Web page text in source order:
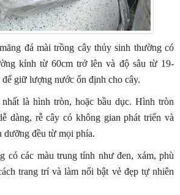
đá mài trồng cây thủy sinh thường có
kính từ 60cm trở lên và độ sâu từ 19-
giữ lượng nước ổn định cho cây.
là hình tròn, hoặc bầu dục. Hình tròn
dàng, rễ cây có không gian phát triển và
dưỡng đều từ mọi phía.
có các màu trung tính như đen, xám, phù
trang trí và làm nổi bật vẻ đẹp tự nhiên